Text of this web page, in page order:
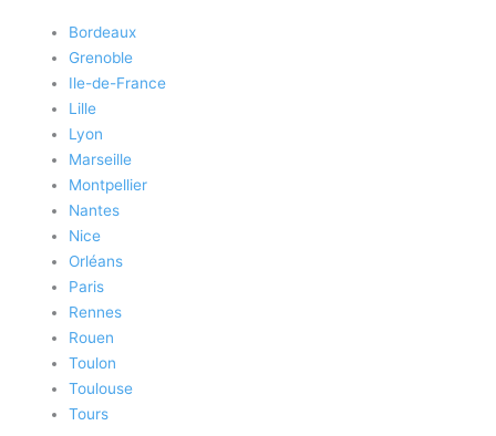
Bordeaux
Grenoble
Ile-de-France
Lille
Lyon
Marseille
Montpellier
Nantes
Nice
Orléans
Paris
Rennes
Rouen
Toulon
Toulouse
Tours